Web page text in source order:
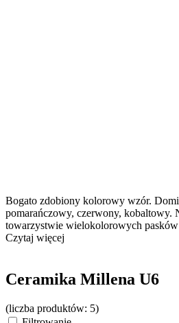
Bogato zdobiony kolorowy wzór.
pomarańczowy, czerwony, kobaltowy.
towarzystwie wielokolorowych
Czytaj więcej
Ceramika Millena U6
(liczba produktów: 5)